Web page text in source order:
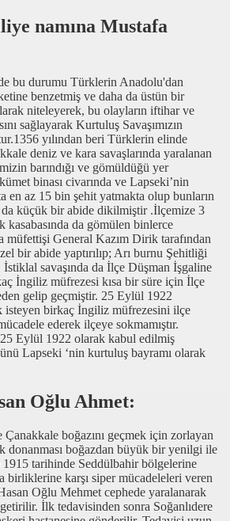
namına Mustafa
bu durumu Türklerin Anadolu'dan
benzetmiş ve daha da üstün bir
niteleyerek, bu olayların iftihar ve
sağlayarak Kurtuluş Savaşımızın
yılından beri Türklerin elinde
deniz ve kara savaşlarında yaralanan
barındığı ve gömüldüğü yer
binası civarında ve Lapseki’nin
en az 15 bin şehit yatmakta olup bunların
da küçük bir abide dikilmiştir .İlçemize 3
kasabasında da gömülen binlerce
General Kazım Dirik tarafından
bir abide yaptırılıp; Arı burnu Şehitliği
savaşında da İlçe Düşman İşgaline
İngiliz müfrezesi kısa bir süre için İlçe
gelip geçmiştir. 25 Eylül 1922
isteyen birkaç İngiliz müfrezesini ilçe
ederek ilçeye sokmamıştır.
Eylül 1922 olarak kabul edilmiş
Lapseki ‘nin kurtuluş bayramı olarak
Oğlu Ahmet:
boğazını geçmek için zorlayan
donanması boğazdan büyük bir yenilgi ile
tarihinde Seddülbahir bölgelerine
birliklerine karşı siper mücadeleleri veren
Oğlu Mehmet cephede yaralanarak
getirilir. İlk tedavisinden sonra Soğanlıdere